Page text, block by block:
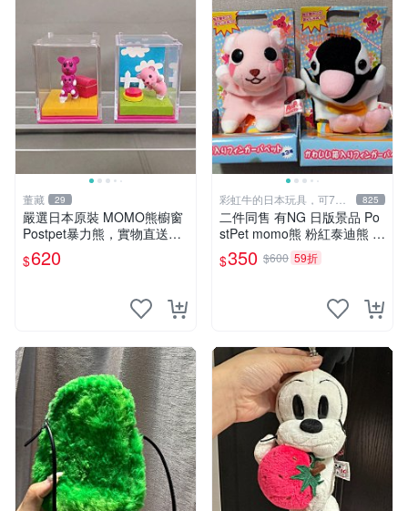
董藏 29
嚴選日本原裝 MOMO熊櫥窗
Postpet暴力熊，實物直送新
臺灣。MOMO熊 暴力熊 熊貓
櫥窗
$620
彩虹牛的日本玩具，可7取
付
825
二件同售 有NG 日版景品 Po
stPet momo熊 粉紅泰迪熊 妹
妹 comomo 企鵝 娃娃 布偶
手指頭 娃娃
$350 $600 59折